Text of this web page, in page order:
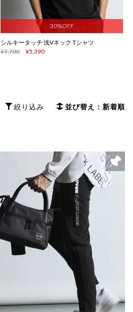
30%OFF
シルキータッチ 浅Vネック Tシャツ
¥7,700
¥5,390
絞り込み 並び替え：新着順